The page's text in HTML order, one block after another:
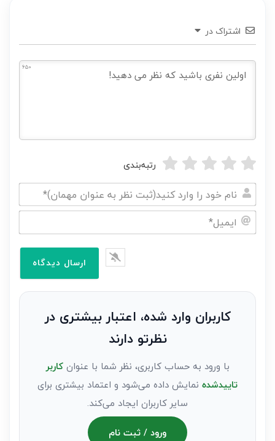
اشتراک در
650
رتبه‌بندی
نام
خود
نظر
کاربران وارد شده، اعتبار بیشتری در
نظرتو دارند
با ورود به حساب کاربری، نظر شما با عنوانکاربر
تاییدشده نمایش داده می‌شود و اعتماد بیشتری برای
سایر کاربران ایجاد می‌کند.
ورود / ثبت نام